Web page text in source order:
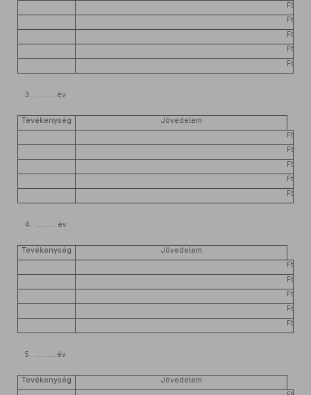
Ft
Ft
Ft
Ft
Ft
3. .......... év
Tevékenység Jövedelem
Ft
Ft
Ft
Ft
Ft
4. .......... év
Tevékenység Jövedelem
Ft
Ft
Ft
Ft
Ft
5. .......... év
Tevékenység Jövedelem